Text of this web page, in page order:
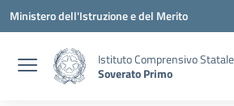
Vai ai contenuti
Vai al menu di navigazione
Vai al footer
Ministero dell'Istruzione e del Merito
Istituto Comprensivo Statale
Soverato Primo